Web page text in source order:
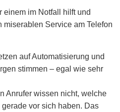
einem im Notfall hilft und
miserablen Service am Telefon
auf Automatisierung und
stimmen – egal wie sehr
Anrufer wissen nicht, welche
vor sich haben. Das